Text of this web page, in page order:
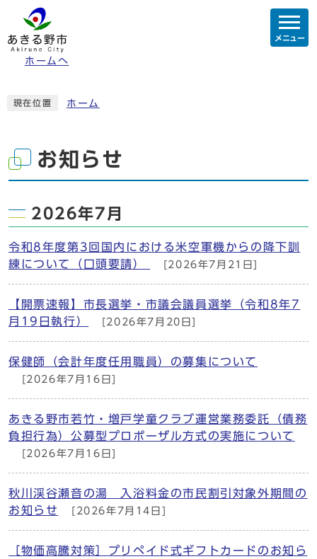
ホームへ
メニュー
現在位置 ホーム
お知らせ
2026年7月
令和8年度第3回国内における米空軍機からの降下訓
練について（口頭要請）
[2026年7月21日]
【開票速報】市長選挙・市議会議員選挙（令和8年7
月19日執行）
[2026年7月20日]
保健師（会計年度任用職員）の募集について
[2026年7月16日]
あきる野市若竹・増戸学童クラブ運営業務委託（債務
負担行為）公募型プロポーザル方式の実施について
[2026年7月16日]
秋川渓谷瀬音の湯 入浴料金の市民割引対象外期間の
お知らせ
[2026年7月14日]
［物価高騰対策］プリペイド式ギフトカードのお知ら